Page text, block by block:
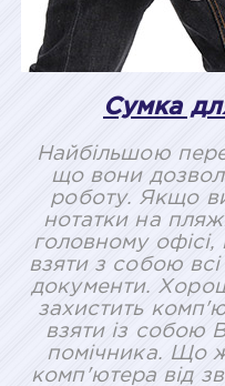
Сумка
Найбільшою
що вони
роботу. Якщо
нотатки на
головному
взяти з собою
документи.
захистить
взяти із собою
помічника. Що
комп'ютера від